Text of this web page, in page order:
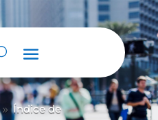
9 Índice de